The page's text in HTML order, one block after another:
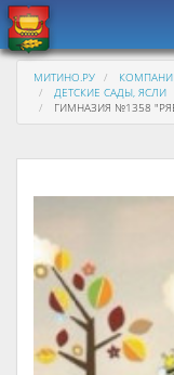
МИТИНО.РУ
ДЕТСКИЕ САДЫ, ЯСЛИ
ГИМНАЗИЯ №1358